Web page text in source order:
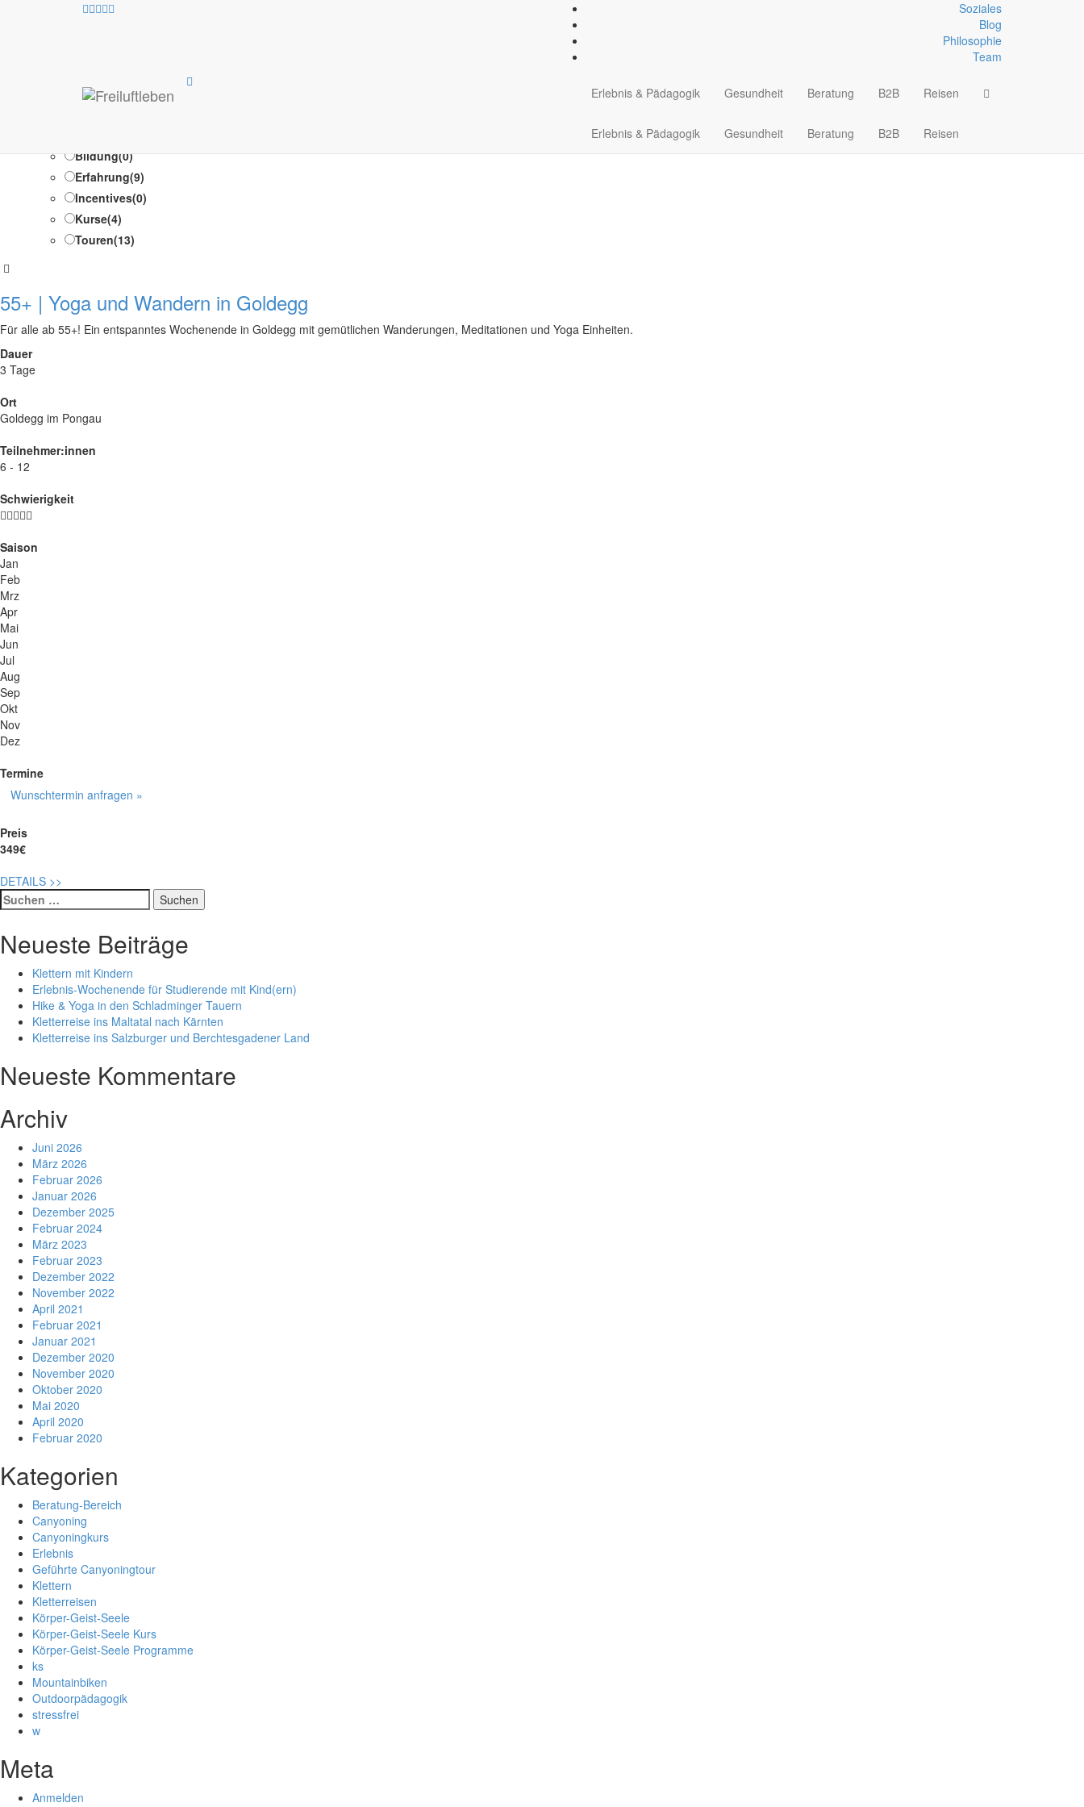
Soziales
Blog
Philosophie
Team
Erlebnis & Pädagogik Gesundheit Beratung B2B Reisen
Erlebnis & Pädagogik Gesundheit Beratung B2B Reisen
Schlagwort:
Test Suche /Test Suche
Bildung(0)
Erfahrung(9)
Incentives(0)
Kurse(4)
Touren(13)
55+ | Yoga und Wandern in Goldegg
Für alle ab 55+! Ein entspanntes Wochenende in Goldegg mit gemütlichen Wanderungen, Meditationen und Yoga Einheiten.
Dauer
3 Tage
Ort
Goldegg im Pongau
Teilnehmer:innen
6 - 12
Schwierigkeit
Saison
Jan
Feb
Mrz
Apr
Mai
Jun
Jul
Aug
Sep
Okt
Nov
Dez
Termine
Wunschtermin anfragen »
Preis
349€
DETAILS >>
Suche
nach:
Neueste Beiträge
Klettern mit Kindern
Erlebnis-Wochenende für Studierende mit Kind(ern)
Hike & Yoga in den Schladminger Tauern
Kletterreise ins Maltatal nach Kärnten
Kletterreise ins Salzburger und Berchtesgadener Land
Neueste Kommentare
Archiv
Juni 2026
März 2026
Februar 2026
Januar 2026
Dezember 2025
Februar 2024
März 2023
Februar 2023
Dezember 2022
November 2022
April 2021
Februar 2021
Januar 2021
Dezember 2020
November 2020
Oktober 2020
Mai 2020
April 2020
Februar 2020
Kategorien
Beratung-Bereich
Canyoning
Canyoningkurs
Erlebnis
Geführte Canyoningtour
Klettern
Kletterreisen
Körper-Geist-Seele
Körper-Geist-Seele Kurs
Körper-Geist-Seele Programme
ks
Mountainbiken
Outdoorpädagogik
stressfrei
w
Meta
Anmelden